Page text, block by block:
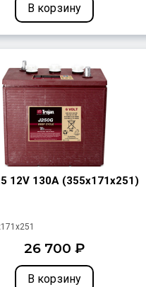
В корзину
12V 130A (355х171х251)
26 700 ₽
В корзину